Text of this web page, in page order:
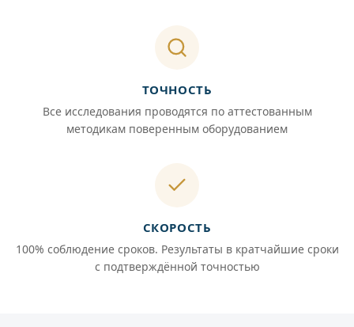
ТОЧНОСТЬ
Все исследования проводятся по аттестованным
методикам поверенным оборудованием
СКОРОСТЬ
100% соблюдение сроков. Результаты в кратчайшие сроки
с подтверждённой точностью